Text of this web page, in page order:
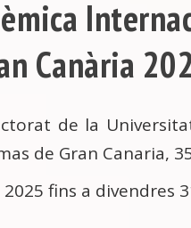
Canària
de la
de Gran Canaria,
fins a divendres